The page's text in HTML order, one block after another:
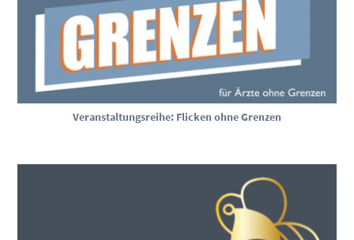
Veranstaltungsreihe: Flicken ohne Grenzen